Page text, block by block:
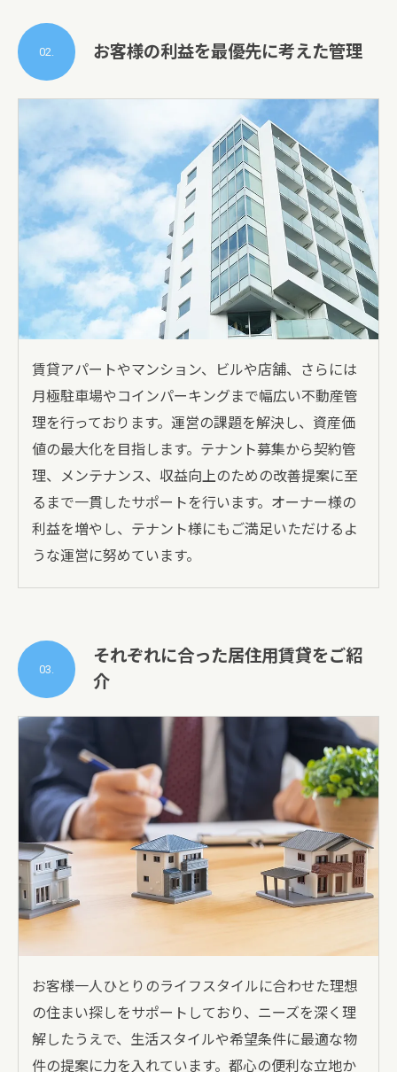
お客様の利益を最優先に考えた管理
02.
賃貸アパートやマンション、ビルや店舗、さらには
月極駐車場やコインパーキングまで幅広い不動産管
理を行っております。運営の課題を解決し、資産価
値の最大化を目指します。テナント募集から契約管
理、メンテナンス、収益向上のための改善提案に至
るまで一貫したサポートを行います。オーナー様の
利益を増やし、テナント様にもご満足いただけるよ
うな運営に努めています。
それぞれに合った居住用賃貸をご紹
介
03.
お客様一人ひとりのライフスタイルに合わせた理想
の住まい探しをサポートしており、ニーズを深く理
解したうえで、生活スタイルや希望条件に最適な物
件の提案に力を入れています。都心の便利な立地か